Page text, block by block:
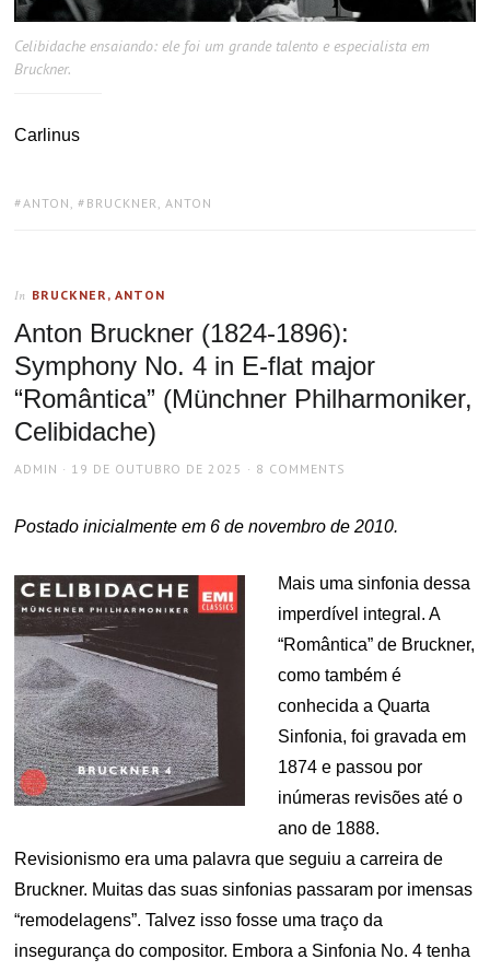
Celibidache ensaiando: ele foi um grande talento e especialista em
Bruckner.
Carlinus
TAGS:
ANTON , BRUCKNER, ANTON
In BRUCKNER, ANTON
Anton Bruckner (1824-1896):
Symphony No. 4 in E-flat major
“Romântica” (Münchner Philharmoniker,
Celibidache)
AUTHOR
ADMIN
POSTED
19 DE OUTUBRO DE 2025 8 COMMENTS
Postado inicialmente em 6 de novembro de 2010.
Mais uma sinfonia dessa
imperdível integral. A
“Romântica” de Bruckner,
como também é
conhecida a Quarta
Sinfonia, foi gravada em
1874 e passou por
inúmeras revisões até o
ano de 1888.
Revisionismo era uma palavra que seguiu a carreira de
Bruckner. Muitas das suas sinfonias passaram por imensas
“remodelagens”. Talvez isso fosse uma traço da
insegurança do compositor. Embora a Sinfonia No. 4 tenha